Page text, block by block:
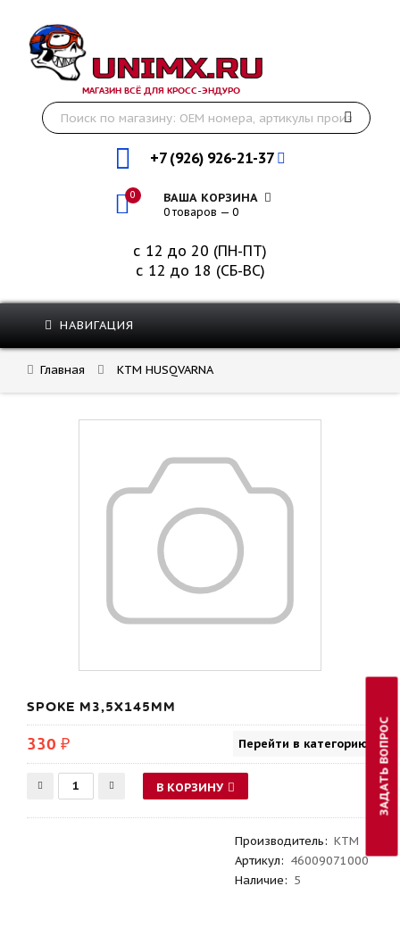
МАГАЗИН ВСЁ ДЛЯ КРОСС-ЭНДУРО
+7 (926) 926-21-37
0 ВАША КОРЗИНА
0 товаров — 0
с 12 до 20 (ПН-ПТ)
с 12 до 18 (СБ-ВС)
НАВИГАЦИЯ
Главная KTM HUSQVARNA
SPOKE M3,5X145MM
330 ₽ Перейти в категорию
В КОРЗИНУ
Производитель: KTM
Артикул: 46009071000
Наличие: 5
ЗАДАТЬ ВОПРОС